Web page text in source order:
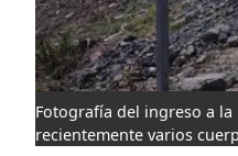
Fotografía del ingreso a
recientemente varios